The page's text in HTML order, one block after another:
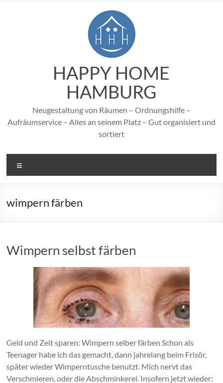
HAPPY HOME
HAMBURG
Neugestaltung von Räumen – Ordnungshilfe –
Aufräumservice – Alles an seinem Platz – Gut organisiert und
sortiert
wimpern färben
Wimpern selbst färben
Geld und Zeit sparen: Wimpern selber färben Schon als
Teenager habe ich das gemacht, dann jahrelang beim Frisör,
später wieder Wimperntusche benutzt. Mich nervt das
Verschmieren, oder die Abschminkerei. Insofern jetzt wieder: